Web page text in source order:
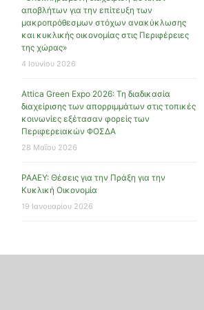
αποβλήτων για την επίτευξη των
μακροπρόθεσμων στόχων ανακύκλωσης
και κυκλικής οικονομίας στις Περιφέρειες
της χώρας»
4 Ιουνίου 2026
Attica Green Expo 2026: Τη διαδικασία
διαχείρισης των απορριμμάτων στις τοπικές
κοινωνίες εξέτασαν φορείς των
Περιφερειακών ΦΟΣΔΑ
28 Μαΐου 2026
ΡΑΑΕΥ: Θέσεις για την Πράξη για την
Κυκλική Οικονομία
19 Ιανουαρίου 2026